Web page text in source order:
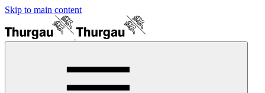
Skip to main content